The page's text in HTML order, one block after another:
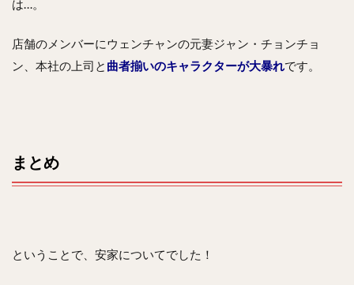
は…。
店舗のメンバーにウェンチャンの元妻ジャン・チョンチョ
ン、本社の上司と 曲者揃いのキャラクターが大暴れです。
まとめ
ということで、安家についてでした！